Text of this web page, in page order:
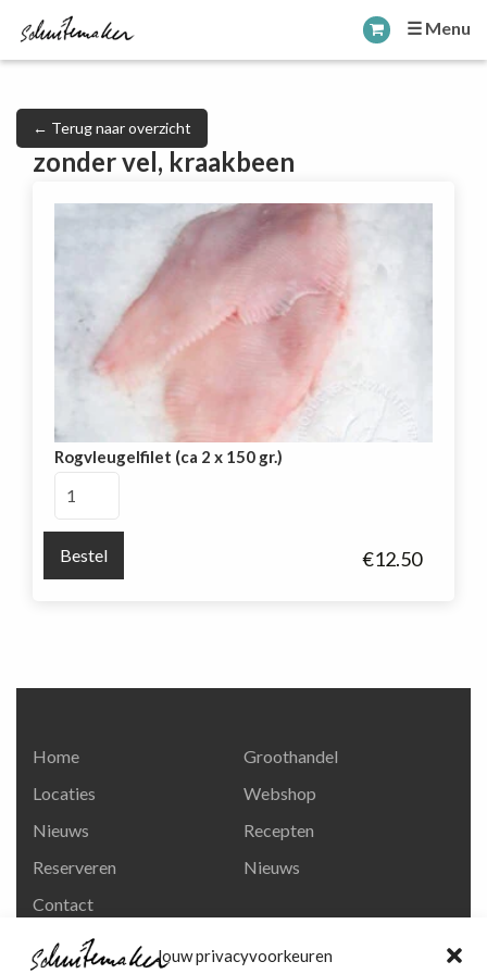
Jouw privacyvoorkeuren
☰ Menu
← Terug naar overzicht
zonder vel, kraakbeen
Rogvleugelfilet (ca 2 x 150 gr.)
€12.50
x
Bestel
Home
Locaties
Nieuws
Reserveren
Contact
Privacy en
persoonsgegevens
Groothandel
Webshop
Recepten
Nieuws